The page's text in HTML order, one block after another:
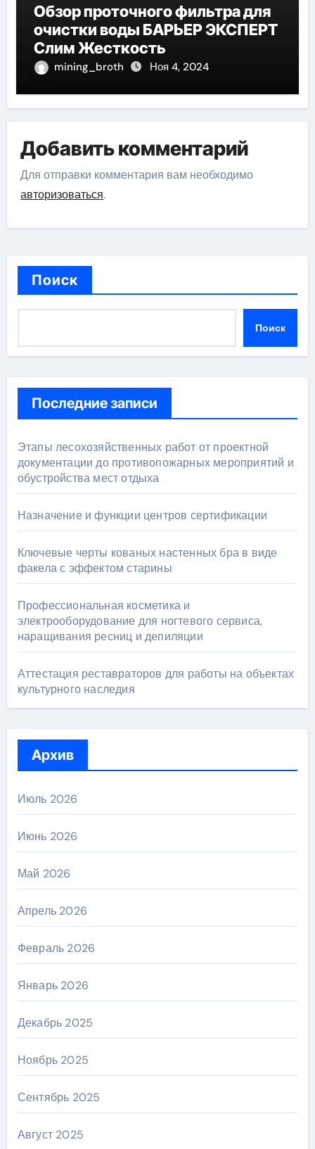
Обзор проточного фильтра для
очистки воды БАРЬЕР ЭКСПЕРТ
Слим Жесткость
mining_broth Ноя 4, 2024
Добавить комментарий
Для отправки комментария вам необходимо
авторизоваться.
Поиск
Поиск
Последние записи
Этапы лесохозяйственных работ от проектной
документации до противопожарных мероприятий и
обустройства мест отдыха
Назначение и функции центров сертификации
Ключевые черты кованых настенных бра в виде
факела с эффектом старины
Профессиональная косметика и
электрооборудование для ногтевого сервиса,
наращивания ресниц и депиляции
Аттестация реставраторов для работы на объектах
культурного наследия
Архив
Июль 2026
Июнь 2026
Май 2026
Апрель 2026
Февраль 2026
Январь 2026
Декабрь 2025
Ноябрь 2025
Сентябрь 2025
Август 2025